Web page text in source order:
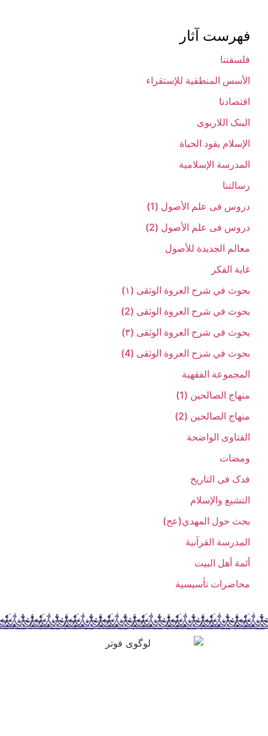
فهرست آثار
فلسفتنا
الأسس المنطقیة للإستقراء
اقتصادنا
البنک اللاربوی
الإسلام یقود الحیاة
المدرسة الإسلامیة
رسالتنا
دروس فی علم الأصول (1)
دروس فی علم الأصول (2)
معالم الجدیدة للأصول
غایة الفکر
بحوث في شرح العروة الوثقی (۱)
بحوث في شرح العروة الوثقی (2)
بحوث في شرح العروة الوثقی (۳)
بحوث في شرح العروة الوثقی (4)
المجموعة الفقهیة
منهاج الصالحین (1)
منهاج الصالحین (2)
الفتاوی الواضحة
ومضات
فدک فی التاریخ
التشیع والإسلام
بحث حول المهدي(عج)
المدرسة القرآنیة
أئمة أهل البیت
محاضرات تأسیسیة